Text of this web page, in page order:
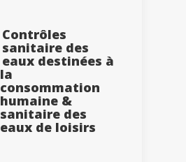
Contrôles
sanitaire des
eaux destinées à
la
consommation
humaine &
sanitaire des
eaux de loisirs